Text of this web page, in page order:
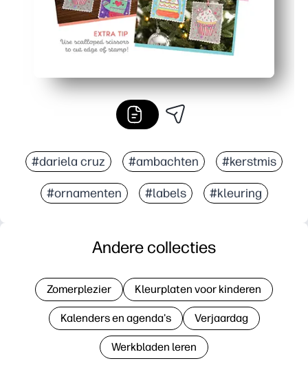
#dariela cruz #ambachten #kerstmis
#ornamenten #labels #kleuring
Andere collecties
Zomerplezier Kleurplaten voor kinderen
Kalenders en agenda's Verjaardag
Werkbladen leren